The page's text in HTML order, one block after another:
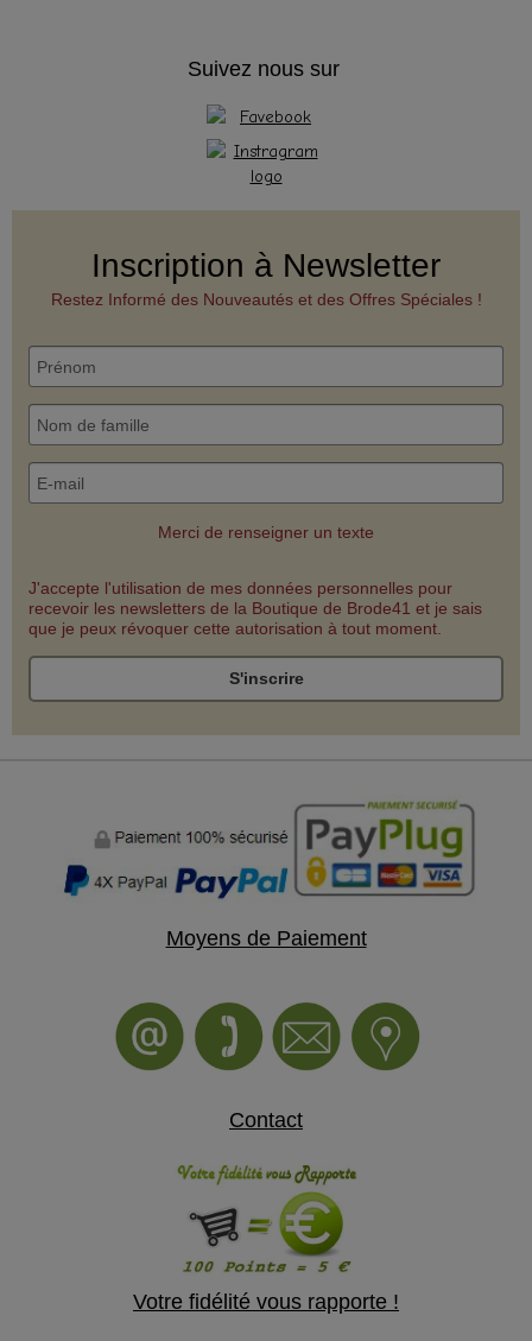
Suivez nous sur
Inscription à Newsletter
Restez Informé des Nouveautés et des Offres Spéciales !
Merci de renseigner un texte
J'accepte l'utilisation de mes données personnelles pour
recevoir les newsletters de la Boutique de Brode41 et je sais
que je peux révoquer cette autorisation à tout moment.
S'inscrire
Moyens de Paiement
Contact
Votre fidélité vous rapporte !